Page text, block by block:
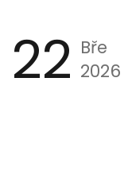
22 Bře
2026